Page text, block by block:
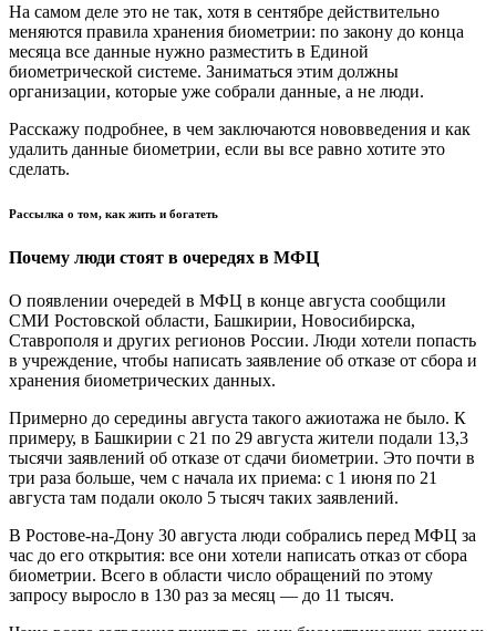
На самом деле это не так, хотя в сентябре действительно
меняются правила хранения биометрии: по закону до конца
месяца все данные нужно разместить в Единой
биометрической системе. Заниматься этим должны
организации, которые уже собрали данные, а не люди.
Расскажу подробнее, в чем заключаются нововведения и как
удалить данные биометрии, если вы все равно хотите это
сделать.
Рассылка о том, как жить и богатеть
Почему люди стоят в очередях в МФЦ
О появлении очередей в МФЦ в конце августа сообщили
СМИ Ростовской области, Башкирии, Новосибирска,
Ставрополя и других регионов России. Люди хотели попасть
в учреждение, чтобы написать заявление об отказе от сбора и
хранения биометрических данных.
Примерно до середины августа такого ажиотажа не было. К
примеру, в Башкирии с 21 по 29 августа жители подали 13,3
тысячи заявлений об отказе от сдачи биометрии. Это почти в
три раза больше, чем с начала их приема: с 1 июня по 21
августа там подали около 5 тысяч таких заявлений.
В Ростове-на-Дону 30 августа люди собрались перед МФЦ за
час до его открытия: все они хотели написать отказ от сбора
биометрии. Всего в области число обращений по этому
запросу выросло в 130 раз за месяц — до 11 тысяч.